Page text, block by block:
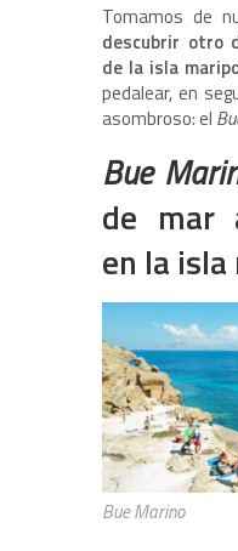
Tomamos de
descubrir otro
de la isla
pedalear, en
asombroso: el
Bue
de mar
en la
Bue Marino